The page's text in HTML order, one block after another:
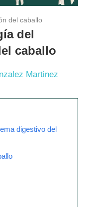
del caballo
del
caballo
Martinez
digestivo del